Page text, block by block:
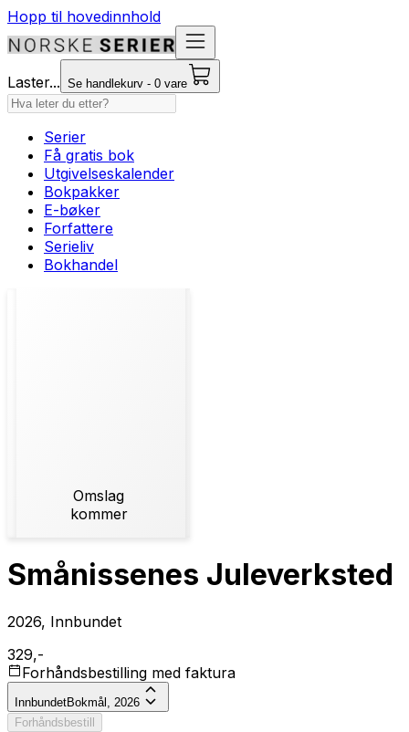
Hopp til hovedinnhold
Laster... Se handlekurv - 0 vare
Serier
Få gratis bok
Utgivelseskalender
Bokpakker
E-bøker
Forfattere
Serieliv
Bokhandel
Omslag
kommer
Smånissenes Juleverksted
2026, Innbundet
329,-
Forhåndsbestilling med faktura
InnbundetBokmål, 2026
Forhåndsbestill